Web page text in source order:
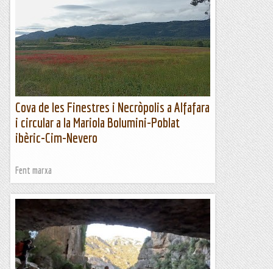
Després de molts dies de calor intensa, avui el temps ha
canviat i hem tingut un dia ennuvolat i plujós. Hem aprofitat
aquest clima, més agradable que les...
Blog de muntanya
Cova de les Finestres i Necròpolis a Alfafara
i circular a la Mariola Bolumini-Poblat
ibèric-Cim-Nevero
Fent marxa